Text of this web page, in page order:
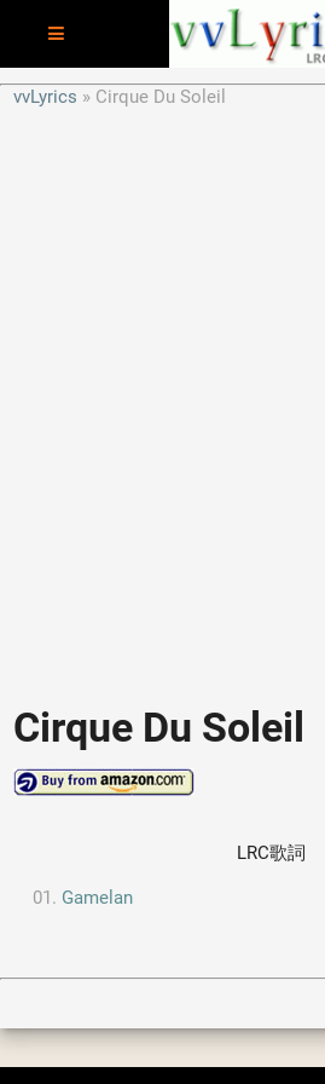
vvLyrics
Cirque Du Soleil
Cirque Du Soleil
LRC歌詞
Gamelan